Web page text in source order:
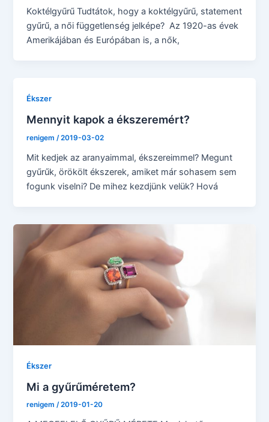
Koktélgyűrű Tudtátok, hogy a koktélgyűrű, statement
gyűrű, a női függetlenség jelképe? Az 1920-as évek
Amerikájában és Európában is, a nők,
Ékszer
Mennyit kapok a ékszeremért?
renigem/2019-03-02
Mit kedjek az aranyaimmal, ékszereimmel? Megunt
gyűrűk, örökölt ékszerek, amiket már sohasem sem
fogunk viselni? De mihez kezdjünk velük? Hová
Ékszer
Mi a gyűrűméretem?
renigem/2019-01-20